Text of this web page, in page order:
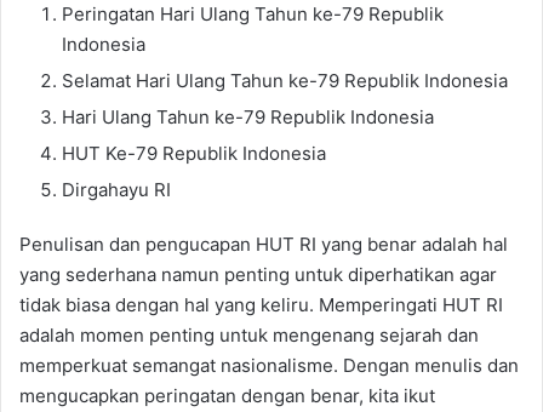
Peringatan Hari Ulang Tahun ke-79 Republik
Indonesia
Selamat Hari Ulang Tahun ke-79 Republik Indonesia
Hari Ulang Tahun ke-79 Republik Indonesia
HUT Ke-79 Republik Indonesia
Dirgahayu RI
Penulisan dan pengucapan HUT RI yang benar adalah hal
yang sederhana namun penting untuk diperhatikan agar
tidak biasa dengan hal yang keliru. Memperingati HUT RI
adalah momen penting untuk mengenang sejarah dan
memperkuat semangat nasionalisme. Dengan menulis dan
mengucapkan peringatan dengan benar, kita ikut